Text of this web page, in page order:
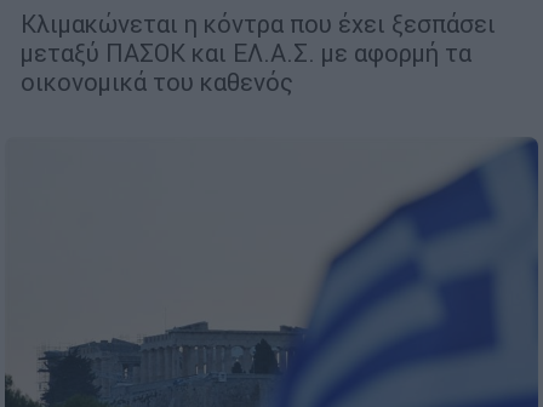
Κλιμακώνεται η κόντρα που έχει ξεσπάσει
μεταξύ ΠΑΣΟΚ και ΕΛ.Α.Σ. με αφορμή τα
οικονομικά του καθενός